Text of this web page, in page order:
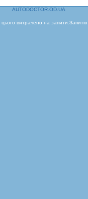
AUTODOCTOR.OD.UA
витрачено на